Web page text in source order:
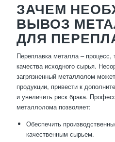
ЗАЧЕМ
ВЫВОЗ
ДЛЯ
Переплавка металла –
качества исходного сырья.
загрязненный металлолом
продукции, привести к
и увеличить риск брака.
металлолома позволяет:
Обеспечить
качественным сырьем.